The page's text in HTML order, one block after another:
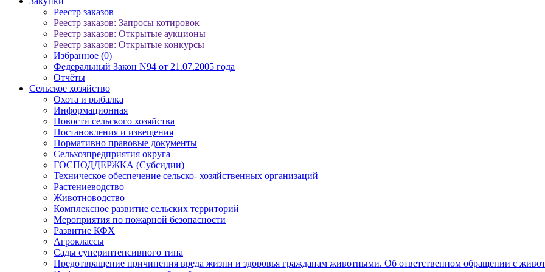
Реестр заказов
Реестр заказов: Запросы котировок
Реестр заказов: Открытые аукционы
Реестр заказов: Открытые конкурсы
Избранное (0)
Федеральный Закон N94 от 21.07.2005 года
Отчёты
Сельское хозяйство
Охота и рыбалка
Информационная
Новости сельского хозяйства
Постановления и извещения
Нормативно правовые документы
Сельхозпредприятия округа
ГОСПОДДЕРЖКА (Субсидии)
Техническое обеспечение сельско- хозяйственных организаций
Растениеводство
Животноводство
Комплексное развитие сельских территорий
Мероприятия по пожарной безопасности
Развитие КФХ
Агроклассы
Сады суперинтенсивного типа
Предотвращение причинения вреда жизни и здоровья гражданам животными. Об ответственном обращении с